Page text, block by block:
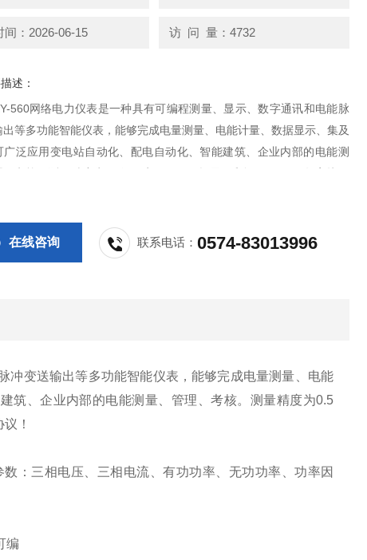
间：2026-06-15 访 问 量：4732
述：
560网络电力仪表是一种具有可编程测量、显示、数字通讯和电能脉
出等多功能智能仪表，能够完成电量测量、电能计量、数据显示、集及
广泛应用变电站自动化、配电自动化、智能建筑、企业内部的电能测
、考核。测量精度为0.5级，实现LED现场显示和远程RS-485数字接口
在线咨询 联系电话：0574-83013996
冲变送输出等多功能智能仪表，能够完成电量测量、电能
筑、企业内部的电能测量、管理、考核。测量精度为0.5
！
：三相电压、三相电流、有功功率、无功功率、功率因
编